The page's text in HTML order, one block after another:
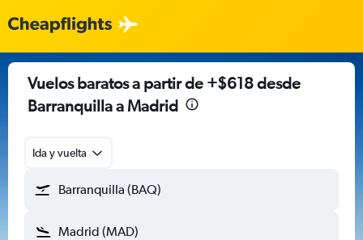
Vuelos baratos a partir de +$618 desde
Barranquilla a Madrid
Ida y vuelta
Barranquilla (BAQ)
Madrid (MAD)